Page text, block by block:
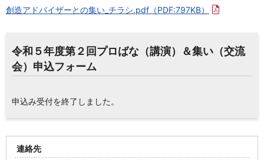
創造アドバイザーとの集い_チラシ.pdf （PDF:797KB）
令和５年度第２回プロばな（講演）＆集い（交流
会）申込フォーム
申込み受付を終了しました。
連絡先